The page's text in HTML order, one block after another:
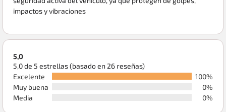
impactos y vibraciones
5,0
5,0 de 5 estrellas (basado en 26 reseñas)
Excelente
100%
Muy buena
0%
Media
0%